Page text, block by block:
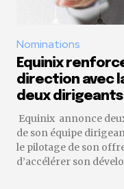
Nominations
Equinix
direction avec
deux dirigeants
Equinix annonce
de son équipe
le pilotage de son
d’accélérer son